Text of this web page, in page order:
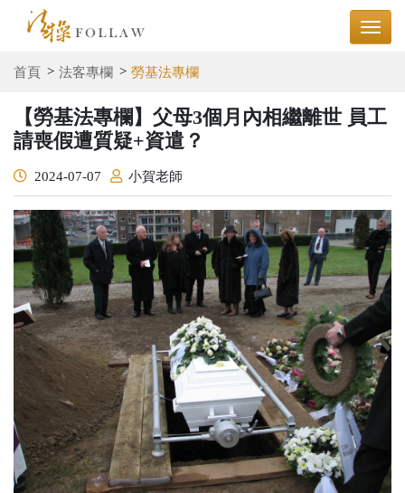
首頁 法客專欄 勞基法專欄
【勞基法專欄】父母3個月內相繼離世 員工
請喪假遭質疑+資遣？
2024-07-07 小賀老師